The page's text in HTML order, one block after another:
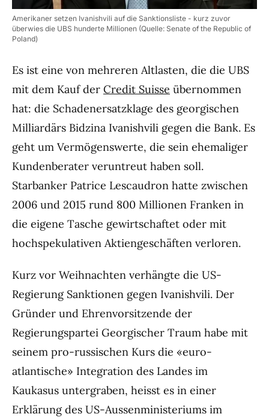
Amerikaner setzen Ivanishvili auf die Sanktionsliste - kurz zuvor
überwies die UBS hunderte Millionen (Quelle: Senate of the Republic of
Poland)
Es ist eine von mehreren Altlasten, die die UBS
mit dem Kauf der Credit Suisse übernommen
hat: die Schadenersatzklage des georgischen
Milliardärs Bidzina Ivanishvili gegen die Bank. Es
geht um Vermögenswerte, die sein ehemaliger
Kundenberater veruntreut haben soll.
Starbanker Patrice Lescaudron hatte zwischen
2006 und 2015 rund 800 Millionen Franken in
die eigene Tasche gewirtschaftet oder mit
hochspekulativen Aktiengeschäften verloren.
Kurz vor Weihnachten verhängte die US-
Regierung Sanktionen gegen Ivanishvili. Der
Gründer und Ehrenvorsitzende der
Regierungspartei Georgischer Traum habe mit
seinem pro-russischen Kurs die «euro-
atlantische» Integration des Landes im
Kaukasus untergraben, heisst es in einer
Erklärung des US-Aussenministeriums im